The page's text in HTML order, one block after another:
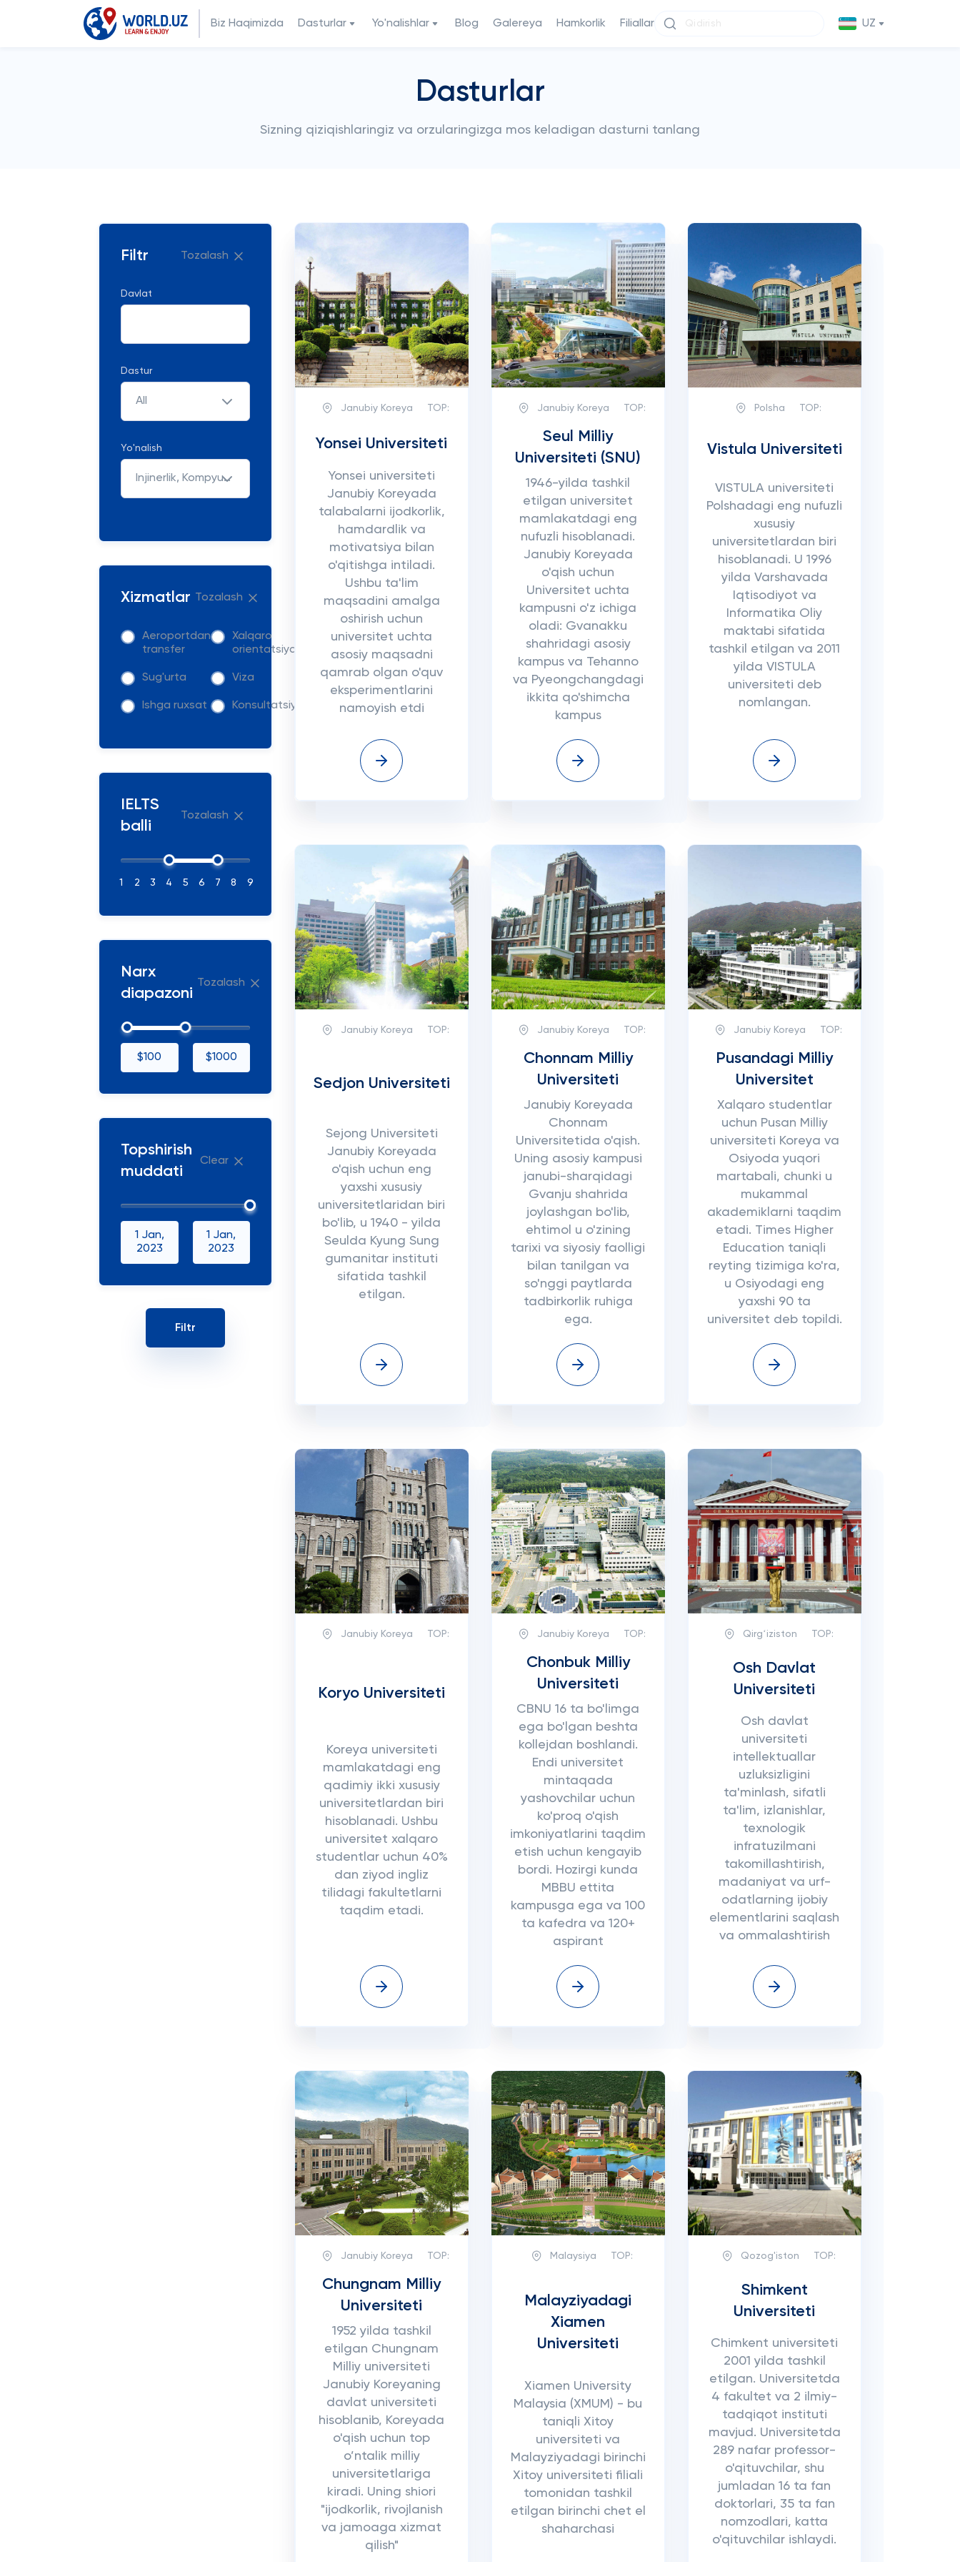
Biz Haqimizda Dasturlar Yo'nalishlar Blog Galereya Hamkorlik Filiallar UZ
Dasturlar
Sizning qiziqishlaringiz va orzularingizga mos keladigan dasturni tanlang
Filtr Tozalash
Davlat
Dastur
All
Yo'nalish
Injinerlik, Kompyuter Fanlari va IT
Xizmatlar Tozalash
Aeroportdan
transfer
Xalqaro
orientatsiya
Sug'urta Viza
Ishga ruxsat Konsultatsiya
IELTS
balli
Tozalash
1 2 3 4 5 6 7 8 9
Narx
diapazoni
Tozalash
$100 $1000
Topshirish
muddati
Clear
1 Jan,
2023
1 Jan,
2023
Janubiy Koreya TOP:
Yonsei Universiteti
Yonsei universiteti
Janubiy Koreyada
talabalarni ijodkorlik,
hamdardlik va
motivatsiya bilan
o'qitishga intiladi.
Ushbu ta'lim
maqsadini amalga
oshirish uchun
universitet uchta
asosiy maqsadni
qamrab olgan o'quv
eksperimentlarini
namoyish etdi
Janubiy Koreya TOP:
Seul Milliy
Universiteti (SNU)
1946-yilda tashkil
etilgan universitet
mamlakatdagi eng
nufuzli hisoblanadi.
Janubiy Koreyada
o'qish uchun
Universitet uchta
kampusni o'z ichiga
oladi: Gvanakku
shahridagi asosiy
kampus va Tehanno
va Pyeongchangdagi
ikkita qo'shimcha
kampus
Polsha TOP:
Vistula Universiteti
VISTULA universiteti
Polshadagi eng nufuzli
xususiy
universitetlardan biri
hisoblanadi. U 1996
yilda Varshavada
Iqtisodiyot va
Informatika Oliy
maktabi sifatida
tashkil etilgan va 2011
yilda VISTULA
universiteti deb
nomlangan.
Janubiy Koreya TOP:
Sedjon Universiteti
Sejong Universiteti
Janubiy Koreyada
o'qish uchun eng
yaxshi xususiy
universitetlaridan biri
bo'lib, u 1940 - yilda
Seulda Kyung Sung
gumanitar instituti
sifatida tashkil
etilgan.
Janubiy Koreya TOP:
Chonnam Milliy
Universiteti
Janubiy Koreyada
Chonnam
Universitetida o'qish.
Uning asosiy kampusi
janubi-sharqidagi
Gvanju shahrida
joylashgan bo'lib,
ehtimol u o'zining
tarixi va siyosiy faolligi
bilan tanilgan va
so'nggi paytlarda
tadbirkorlik ruhiga
ega.
Janubiy Koreya TOP:
Pusandagi Milliy
Universitet
Xalqaro studentlar
uchun Pusan Milliy
universiteti Koreya va
Osiyoda yuqori
martabali, chunki u
mukammal
akademiklarni taqdim
etadi. Times Higher
Education taniqli
reyting tizimiga ko'ra,
u Osiyodagi eng
yaxshi 90 ta
universitet deb topildi.
Janubiy Koreya TOP:
Koryo Universiteti
Koreya universiteti
mamlakatdagi eng
qadimiy ikki xususiy
universitetlardan biri
hisoblanadi. Ushbu
universitet xalqaro
studentlar uchun 40%
dan ziyod ingliz
tilidagi fakultetlarni
taqdim etadi.
Janubiy Koreya TOP:
Chonbuk Milliy
Universiteti
CBNU 16 ta bo'limga
ega bo'lgan beshta
kollejdan boshlandi.
Endi universitet
mintaqada
yashovchilar uchun
ko'proq o'qish
imkoniyatlarini taqdim
etish uchun kengayib
bordi. Hozirgi kunda
MBBU ettita
kampusga ega va 100
ta kafedra va 120+
aspirant
Qirgʻiziston TOP:
Osh Davlat
Universiteti
Osh davlat
universiteti
intellektuallar
uzluksizligini
ta'minlash, sifatli
ta'lim, izlanishlar,
texnologik
infratuzilmani
takomillashtirish,
madaniyat va urf-
odatlarning ijobiy
elementlarini saqlash
va ommalashtirish
Janubiy Koreya TOP:
Chungnam Milliy
Universiteti
1952 yilda tashkil
etilgan Chungnam
Milliy universiteti
Janubiy Koreyaning
davlat universiteti
hisoblanib, Koreyada
o'qish uchun top
o’ntalik milliy
universitetlariga
kiradi. Uning shiori
"ijodkorlik, rivojlanish
va jamoaga xizmat
qilish"
Malaysiya TOP:
Malayziyadagi
Xiamen
Universiteti
Xiamen University
Malaysia (XMUM) - bu
taniqli Xitoy
universiteti va
Malayziyadagi birinchi
Xitoy universiteti filiali
tomonidan tashkil
etilgan birinchi chet el
shaharchasi
Qozog'iston TOP:
Shimkent
Universiteti
Chimkent universiteti
2001 yilda tashkil
etilgan. Universitetda
4 fakultet va 2 ilmiy-
tadqiqot instituti
mavjud. Universitetda
289 nafar professor-
o'qituvchilar, shu
jumladan 16 ta fan
doktorlari, 35 ta fan
nomzodlari, katta
o'qituvchilar ishlaydi.